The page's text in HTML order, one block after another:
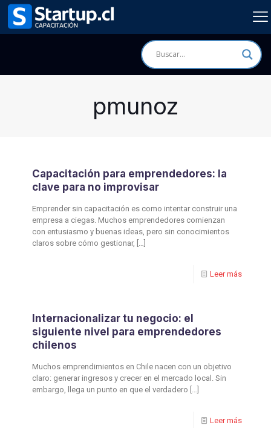
pmunoz
Capacitación para emprendedores: la
clave para no improvisar
Emprender sin capacitación es como intentar construir una
empresa a ciegas. Muchos emprendedores comienzan
con entusiasmo y buenas ideas, pero sin conocimientos
claros sobre cómo gestionar, […]
Leer más
Internacionalizar tu negocio: el
siguiente nivel para emprendedores
chilenos
Muchos emprendimientos en Chile nacen con un objetivo
claro: generar ingresos y crecer en el mercado local. Sin
embargo, llega un punto en que el verdadero […]
Leer más